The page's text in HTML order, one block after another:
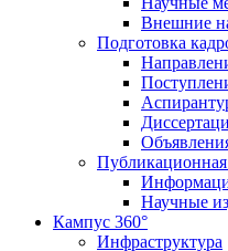
Внешние
Подготовка
Публикационная
Научные
Кампус 360°
Инфраструктура